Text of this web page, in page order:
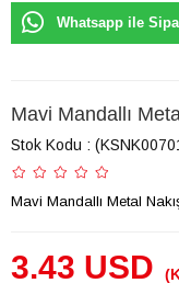
Whatsapp ile
Mavi Mandallı
Stok Kodu
Mavi Mandallı Metal
3.43 USD